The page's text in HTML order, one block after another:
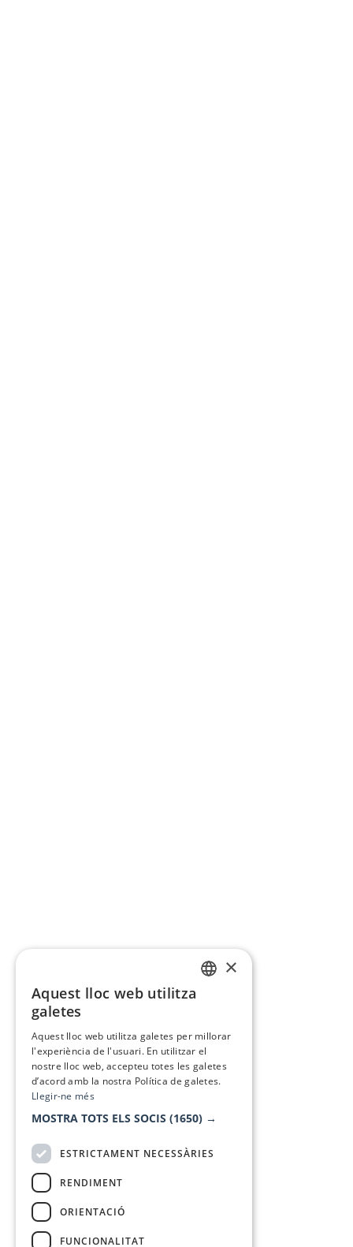
×
Aquest lloc web utilitza
galetes
Aquest lloc web utilitza galetes per millorar
l'experiència de l'usuari. En utilitzar el
nostre lloc web, accepteu totes les galetes
d’acord amb la nostra Política de galetes.
Llegir-ne més
MOSTRA TOTS ELS SOCIS (1650) →
ESTRICTAMENT NECESSÀRIES
RENDIMENT
ORIENTACIÓ
FUNCIONALITAT